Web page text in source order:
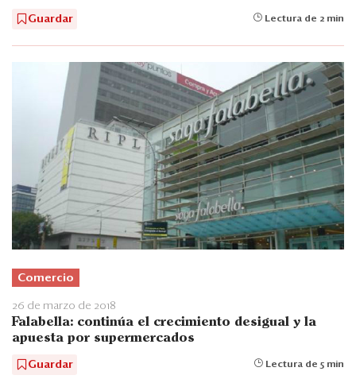
Guardar Lectura de 2 min
Comercio
26 de marzo de 2018
Falabella: continúa el crecimiento desigual y la
apuesta por supermercados
Guardar Lectura de 5 min